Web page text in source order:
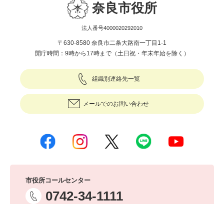
奈良市役所
法人番号4000020292010
〒630-8580 奈良市二条大路南一丁目1-1
開庁時間：9時から17時まで（土日祝・年末年始を除く）
組織別連絡先一覧
メールでのお問い合わせ
市役所コールセンター
0742-34-1111